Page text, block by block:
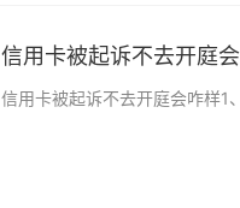
信用卡被起诉不去开庭
信用卡被起诉不去开庭会咋样1